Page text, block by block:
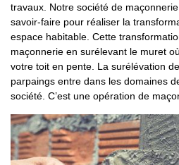
travaux. Notre société de
savoir-faire pour réaliser la
espace habitable. Cette
maçonnerie en surélevant le muret
votre toit en pente. La surélévation
parpaings entre dans les domaines
société. C’est une opération de